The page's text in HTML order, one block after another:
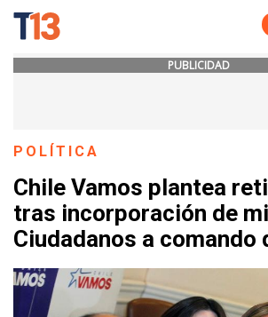
PUBLICIDAD
POLÍTICA
Chile Vamos plantea
tras incorporación de
Ciudadanos a comando